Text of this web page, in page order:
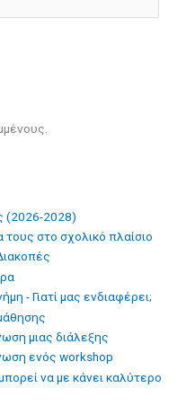
(2026-2028)
τους στο σχολικό πλαίσιο
- Γιατί μας ενδιαφέρει;
μιας διάλεξης
ενός workshop
να με κάνει καλύτερο